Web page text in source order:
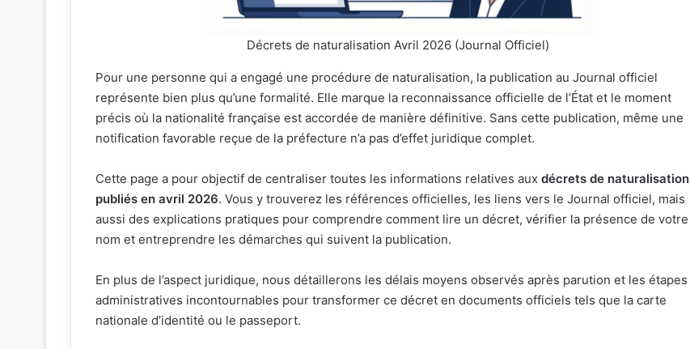
Décrets de naturalisation Avril 2026 (Journal Officiel)
Pour une personne qui a engagé une procédure de naturalisation, la publication au Journal officiel
représente bien plus qu’une formalité. Elle marque la reconnaissance officielle de l’État et le moment
précis où la nationalité française est accordée de manière définitive. Sans cette publication, même une
notification favorable reçue de la préfecture n’a pas d’effet juridique complet.
Cette page a pour objectif de centraliser toutes les informations relatives aux décrets de naturalisation
publiés en avril 2026. Vous y trouverez les références officielles, les liens vers le Journal officiel, mais
aussi des explications pratiques pour comprendre comment lire un décret, vérifier la présence de votre
nom et entreprendre les démarches qui suivent la publication.
En plus de l’aspect juridique, nous détaillerons les délais moyens observés après parution et les étapes
administratives incontournables pour transformer ce décret en documents officiels tels que la carte
nationale d’identité ou le passeport.